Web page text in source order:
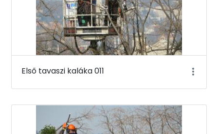
Első tavaszi kaláka 011